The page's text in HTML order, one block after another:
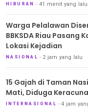
HIBURAN 41 menit yang lalu
Warga Pelalawan
BBKSDA Riau Pasang
Lokasi Kejadian
NASIONAL 2 jam yang lalu
15 Gajah di Taman
Mati, Diduga
INTERNASIONAL 4 jam